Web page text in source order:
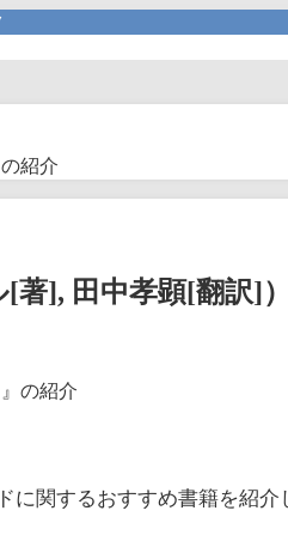
紹介
著], 田中孝顕[翻訳]
関するおすすめ書籍を紹介